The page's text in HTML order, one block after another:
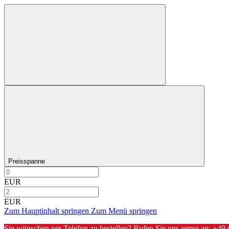
Preisspanne
EUR
EUR
Zum Hauptinhalt springen Zum Menü springen